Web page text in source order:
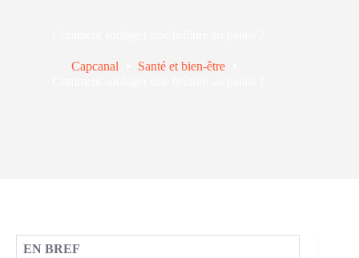
Capcanal
Santé et bien-être
EN BREF